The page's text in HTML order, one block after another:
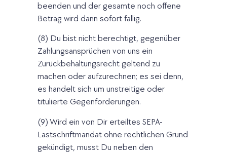
beenden und der gesamte noch offene
Betrag wird dann sofort fällig.
(8) Du bist nicht berechtigt, gegenüber
Zahlungsansprüchen von uns ein
Zurückbehaltungsrecht geltend zu
machen oder aufzurechnen; es sei denn,
es handelt sich um unstreitige oder
titulierte Gegenforderungen.
(9) Wird ein von Dir erteiltes SEPA-
Lastschriftmandat ohne rechtlichen Grund
gekündigt, musst Du neben den